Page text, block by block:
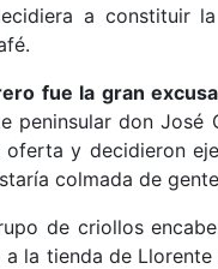
a constituir
fue la gran excusa
peninsular don
oferta y decidieron
colmada de
de criollos
la tienda de